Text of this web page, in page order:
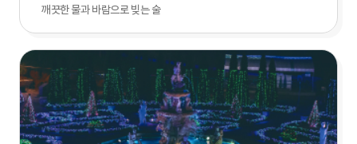
깨끗한 물과 바람으로 빚는 술